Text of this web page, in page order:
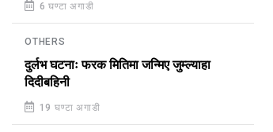
6 घण्टा अगाडी
OTHERS
दुर्लभ घटनाः फरक मितिमा जन्मिए जुम्ल्याहा
दिदीबहिनी
19 घण्टा अगाडी